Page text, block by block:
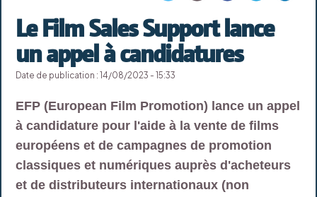
Le Film Sales Support lance
un appel à candidatures
Date de publication : 14/08/2023 - 15:33
EFP (European Film Promotion) lance un appel
à candidature pour l'aide à la vente de films
européens et de campagnes de promotion
classiques et numériques auprès d'acheteurs
et de distributeurs internationaux (non